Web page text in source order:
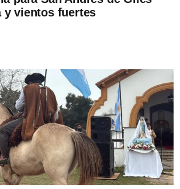
y vientos fuertes